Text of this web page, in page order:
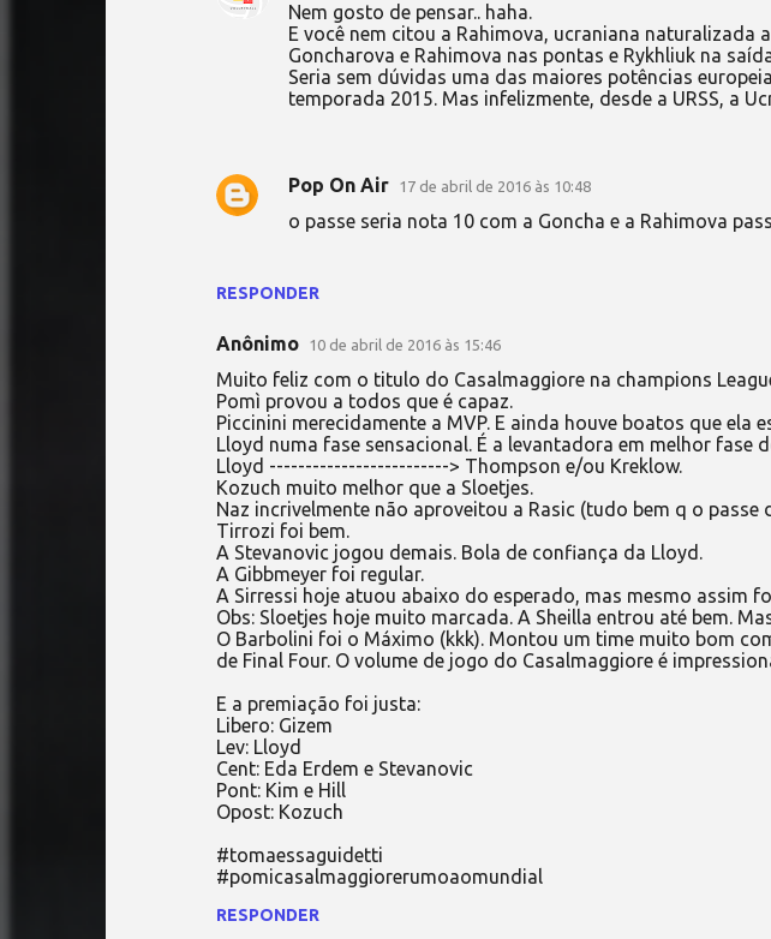
RESPONDER
Nem gosto de pensar.. haha.
E você nem citou a Rahimova, ucraniana naturalizada
Goncharova e Rahimova nas pontas e Rykhliuk na
Seria sem dúvidas uma das maiores potências
temporada 2015. Mas infelizmente, desde a URSS, a
Pop On Air 17 de abril de 2016 às 10:48
o passe seria nota 10 com a Goncha e a Rahimova
Anônimo 10 de abril de 2016 às 15:46
Muito feliz com o titulo do Casalmaggiore na champions
Pomì provou a todos que é capaz.
Piccinini merecidamente a MVP. E ainda houve boatos que ela
Lloyd numa fase sensacional. É a levantadora em melhor fase
Lloyd -------------------------> Thompson e/ou Kreklow.
Kozuch muito melhor que a Sloetjes.
Naz incrivelmente não aproveitou a Rasic (tudo bem q o passe
Tirrozi foi bem.
A Stevanovic jogou demais. Bola de confiança da Lloyd.
A Gibbmeyer foi regular.
A Sirressi hoje atuou abaixo do esperado, mas mesmo assim
Obs: Sloetjes hoje muito marcada. A Sheilla entrou até bem.
O Barbolini foi o Máximo (kkk). Montou um time muito bom
de Final Four. O volume de jogo do Casalmaggiore é
E a premiação foi justa:
Libero: Gizem
Lev: Lloyd
Cent: Eda Erdem e Stevanovic
Pont: Kim e Hill
Opost: Kozuch
#tomaessaguidetti
#pomicasalmaggiorerumoaomundial
RESPONDER